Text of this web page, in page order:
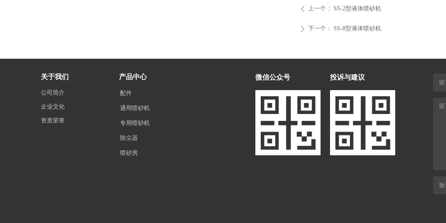
ꄴ 上一个： SS-2型液体喷砂机
ꄲ 下一个： SS-8型液体喷砂机
关于我们
公司简介
企业文化
资质荣誉
产品中心
配件
通用喷砂机
专用喷砂机
除尘器
喷砂房
微信公众号 投诉与建议